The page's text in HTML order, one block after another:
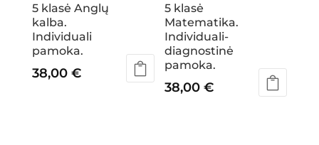
5 klasė Anglų
kalba.
Individuali
pamoka.
38,00 €
5 klasė
Matematika.
Individuali-
diagnostinė
pamoka.
38,00€